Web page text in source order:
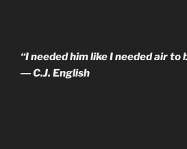
“I needed him like I needed air to
― C.J. English